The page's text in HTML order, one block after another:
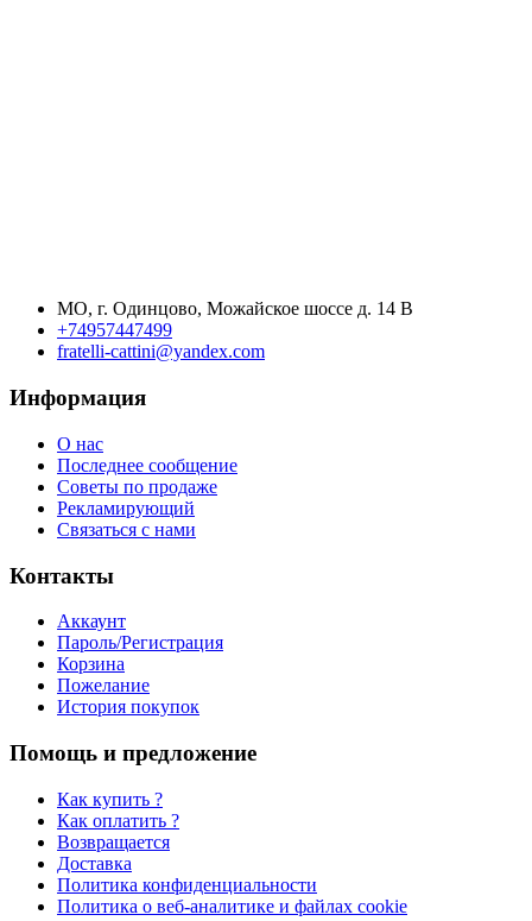
МО, г. Одинцово, Можайское шоссе д. 14 В
+74957447499
fratelli-cattini@yandex.com
Информация
О нас
Последнее сообщение
Советы по продаже
Рекламирующий
Связаться с нами
Контакты
Аккаунт
Пароль/Регистрация
Корзина
Пожелание
История покупок
Помощь и предложение
Как купить ?
Как оплатить ?
Возвращается
Доставка
Политика конфиденциальности
Политика о веб-аналитике и файлах cookie